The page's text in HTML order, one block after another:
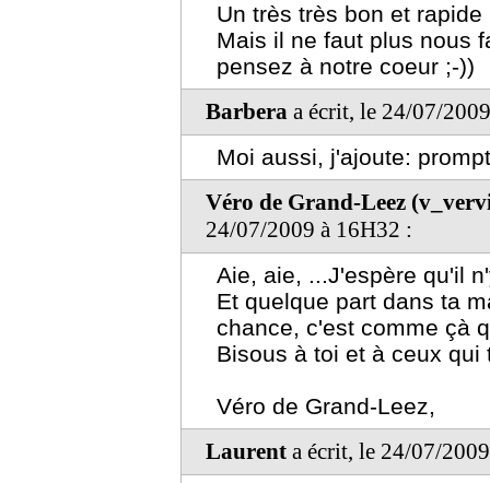
Un très très bon et
Mais il ne faut plus nous
pensez à notre coeur ;-))
Barbera a écrit, le 24/07/
Moi aussi, j'ajoute:
Véro de Grand-Leez
24/07/2009 à 16H32 :
Aie, aie, ...J'espère qu'il
Et quelque part dans ta
chance, c'est comme çà
Bisous à toi et à ceux qui
Véro de Grand-Leez,
Laurent a écrit, le 24/07/